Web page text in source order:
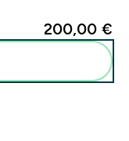
200,00 €‎